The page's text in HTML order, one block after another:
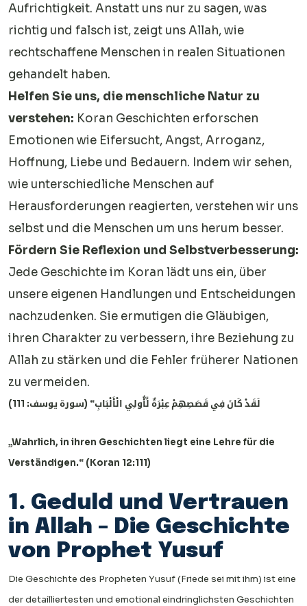
Aufrichtigkeit. Anstatt uns nur zu sagen, was
richtig und falsch ist, zeigt uns Allah, wie
rechtschaffene Menschen in realen Situationen
gehandelt haben.
Helfen Sie uns, die menschliche Natur zu
verstehen: Koran Geschichten erforschen
Emotionen wie Eifersucht, Angst, Arroganz,
Hoffnung, Liebe und Bedauern. Indem wir sehen,
wie unterschiedliche Menschen auf
Herausforderungen reagierten, verstehen wir uns
selbst und die Menschen um uns herum besser.
Fördern Sie Reflexion und Selbstverbesserung:
Jede Geschichte im Koran lädt uns ein, über
unsere eigenen Handlungen und Entscheidungen
nachzudenken. Sie ermutigen die Gläubigen,
ihren Charakter zu verbessern, ihre Beziehung zu
Allah zu stärken und die Fehler früherer Nationen
zu vermeiden.
„Wahrlich, in ihren Geschichten liegt eine Lehre für die
Verständigen.“ (Koran 12:111)
1. Geduld und Vertrauen
in Allah – Die Geschichte
von Prophet Yusuf
Die Geschichte des Propheten Yusuf (Friede sei mit ihm) ist eine
der detailliertesten und emotional eindringlichsten Geschichten